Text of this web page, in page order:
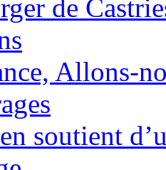
de
Allons-
soutient